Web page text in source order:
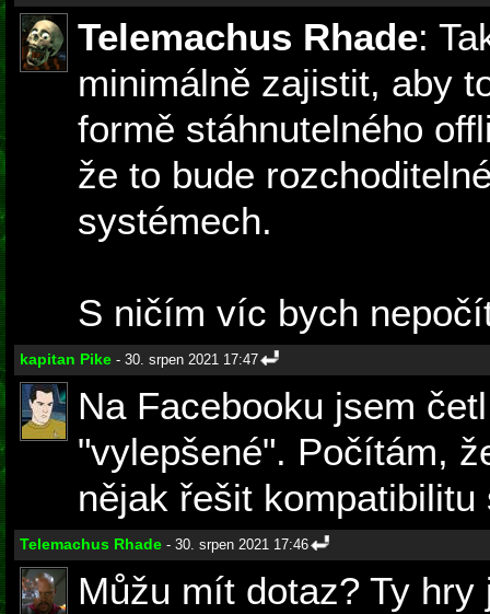
Telemachus Rhade:
minimálně zajistit, aby
formě stáhnutelného
že to bude
systémech.
S ničím víc bych
kapitan Pike - 30. srpen 2021 17:47
Na Facebooku jsem
"vylepšené". Počítám,
nějak řešit
Telemachus Rhade - 30. srpen 2021 17:46
Můžu mít dotaz? Ty